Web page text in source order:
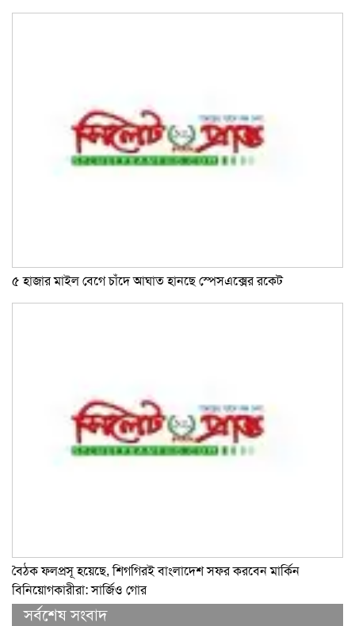
৫ হাজার মাইল বেগে চাঁদে আঘাত হানছে স্পেসএক্সের রকেট
বৈঠক ফলপ্রসূ হয়েছে, শিগগিরই বাংলাদেশ সফর করবেন মার্কিন
বিনিয়োগকারীরা: সার্জিও গোর
সর্বশেষ সংবাদ